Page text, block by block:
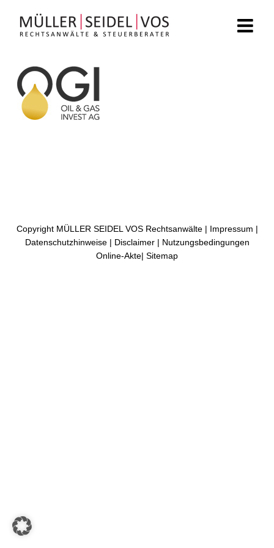
springen
Copyright MÜLLER SEIDEL VOS Rechtsanwälte | Impressum |
Datenschutzhinweise| Disclaimer| Nutzungsbedingungen
Online-Akte| Sitemap